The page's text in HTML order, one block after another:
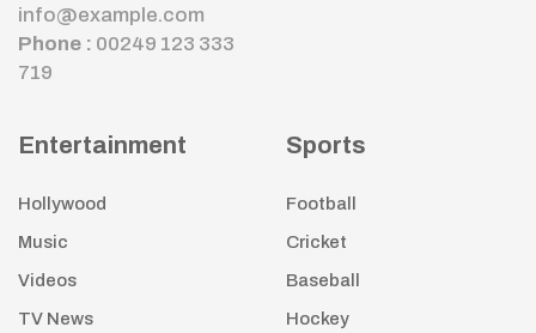
info@example.com
Phone : 00249 123 333
719
Entertainment
Hollywood
Music
Videos
TV News
Sports
Football
Cricket
Baseball
Hockey